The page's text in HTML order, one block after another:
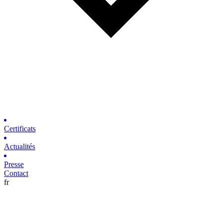
Certificats
Actualités
Presse
Contact
fr